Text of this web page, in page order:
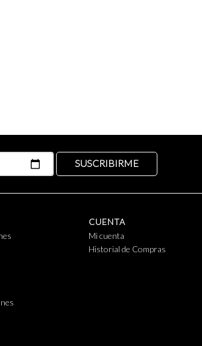
SUSCRIBIRME
CUENTA
Mi cuenta
Historial de Compras